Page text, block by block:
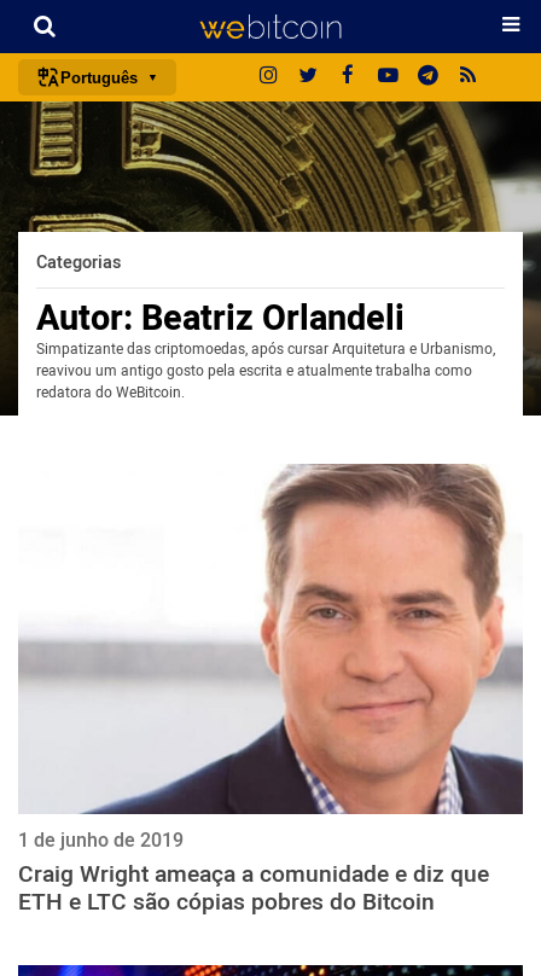
Português
português (BR)
english
español
italiano
deutsch
日本語
中文
Categorias
Autor: Beatriz Orlandeli
Simpatizante das criptomoedas, após cursar Arquitetura e Urbanismo,
reavivou um antigo gosto pela escrita e atualmente trabalha como
redatora do WeBitcoin.
1 de junho de 2019
Craig Wright ameaça a comunidade e diz que
ETH e LTC são cópias pobres do Bitcoin